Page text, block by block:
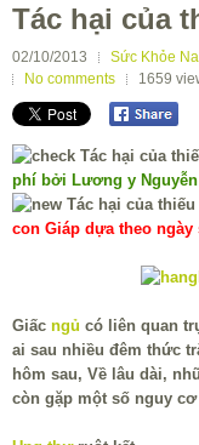
Tác hại của
02/10/2013 Sức Khỏe
No comments
1659
phí bởi Lương y Nguyễn
con Giáp dựa theo ngày
Giấc ngủ có liên quan
ai sau nhiều đêm thức
hôm sau, Về lâu dài,
còn gặp một số nguy